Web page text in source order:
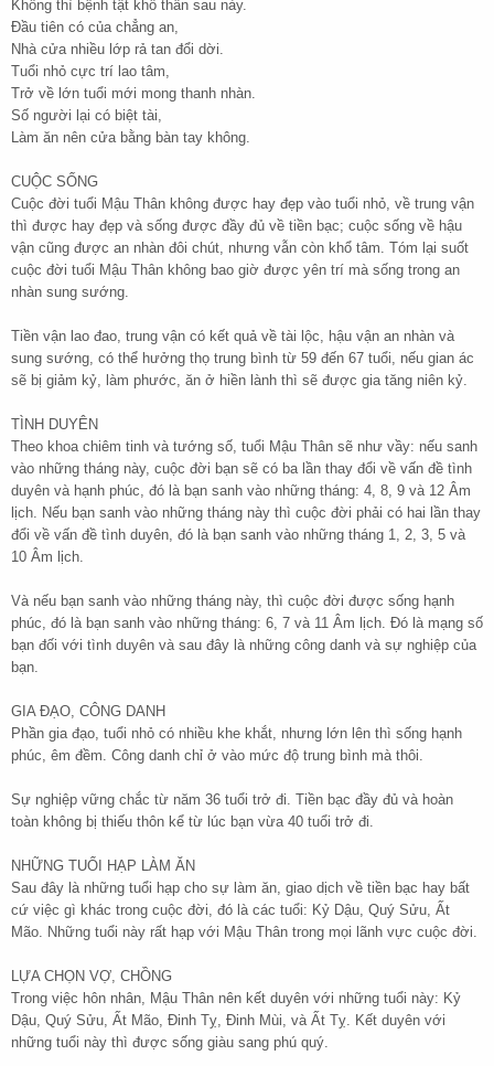
Không thì bệnh tật khổ thân sau này.
Đầu tiên có của chẳng an,
Nhà cửa nhiều lớp rả tan đổi dời.
Tuổi nhỏ cực trí lao tâm,
Trở về lớn tuổi mới mong thanh nhàn.
Số người lại có biệt tài,
Làm ăn nên cửa bằng bàn tay không.
CUỘC SỐNG
Cuộc đời tuổi Mậu Thân không được hay đẹp vào tuổi nhỏ, về trung vận
thì được hay đẹp và sống được đầy đủ về tiền bạc; cuộc sống về hậu
vận cũng được an nhàn đôi chút, nhưng vẫn còn khổ tâm. Tóm lại suốt
cuộc đời tuổi Mậu Thân không bao giờ được yên trí mà sống trong an
nhàn sung sướng.
Tiền vận lao đao, trung vận có kết quả về tài lộc, hậu vận an nhàn và
sung sướng, có thể hưởng thọ trung bình từ 59 đến 67 tuổi, nếu gian ác
sẽ bị giảm kỷ, làm phước, ăn ở hiền lành thì sẽ được gia tăng niên kỷ.
TÌNH DUYÊN
Theo khoa chiêm tinh và tướng số, tuổi Mậu Thân sẽ như vầy: nếu sanh
vào những tháng này, cuộc đời bạn sẽ có ba lần thay đổi về vấn đề tình
duyên và hạnh phúc, đó là bạn sanh vào những tháng: 4, 8, 9 và 12 Âm
lịch. Nếu bạn sanh vào những tháng này thì cuộc đời phải có hai lần thay
đổi về vấn đề tình duyên, đó là bạn sanh vào những tháng 1, 2, 3, 5 và
10 Âm lịch.
Và nếu bạn sanh vào những tháng này, thì cuộc đời được sống hạnh
phúc, đó là bạn sanh vào những tháng: 6, 7 và 11 Âm lịch. Đó là mạng số
bạn đối với tình duyên và sau đây là những công danh và sự nghiệp của
bạn.
GIA ĐẠO, CÔNG DANH
Phần gia đạo, tuổi nhỏ có nhiều khe khắt, nhưng lớn lên thì sống hạnh
phúc, êm đềm. Công danh chỉ ở vào mức độ trung bình mà thôi.
Sự nghiệp vững chắc từ năm 36 tuổi trở đi. Tiền bạc đầy đủ và hoàn
toàn không bị thiếu thôn kể từ lúc bạn vừa 40 tuổi trở đi.
NHỮNG TUỔI HẠP LÀM ĂN
Sau đây là những tuổi hạp cho sự làm ăn, giao dịch về tiền bạc hay bất
cứ việc gì khác trong cuộc đời, đó là các tuổi: Kỷ Dậu, Quý Sửu, Ất
Mão. Những tuổi này rất hạp với Mậu Thân trong mọi lãnh vực cuộc đời.
LỰA CHỌN VỢ, CHỒNG
Trong việc hôn nhân, Mậu Thân nên kết duyên với những tuổi này: Kỷ
Dậu, Quý Sửu, Ất Mão, Đinh Tỵ, Đinh Mùi, và Ất Tỵ. Kết duyên với
những tuổi này thì được sống giàu sang phú quý.